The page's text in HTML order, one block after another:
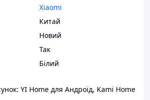
Xiaomi
Китай
Новий
Так
Білий
YI Home для Андроїд, Kami Home